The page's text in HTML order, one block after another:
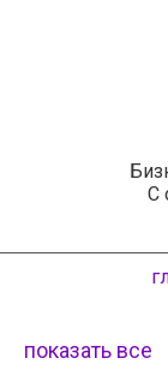
С
показать все